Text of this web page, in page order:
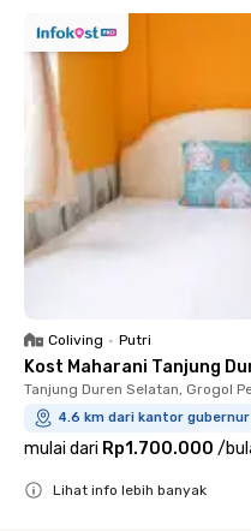
Coliving • Putri
Kost Maharani Tanjung
Tanjung Duren Selatan, Grogol
4.6 km dari kantor
mulai dari Rp1.700.000 /
Lihat info lebih banyak